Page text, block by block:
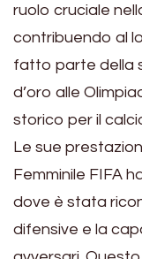
ruolo cruciale
contribuendo al
fatto parte della
d’oro alle
storico per il
Le sue
Femminile FIFA
dove è stata
difensive e la